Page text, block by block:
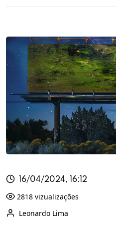
16/04/2024, 16:12
2818 vizualizações
Leonardo Lima